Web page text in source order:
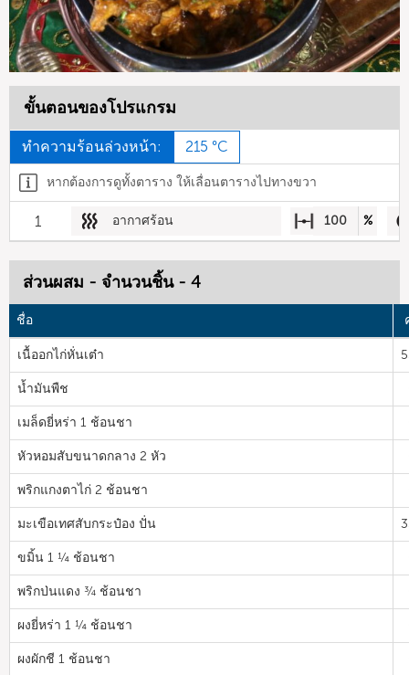
ขั้นตอนของโปรแกรม
ทำความร้อนล่วงหน้า: 215 °C
หากต้องการดูทั้งตาราง ให้เลื่อนตารางไปทางขวา
1 อากาศร้อน 100 %
ส่วนผสม - จำนวนชิ้น - 4
ชื่อ
เนื้ออกไก่หั่นเต๋า
น้ำมันพืช
เมล็ดยี่หร่า 1 ช้อนชา
หัวหอมสับขนาดกลาง 2 หัว
พริกแกงตาไก่ 2 ช้อนชา
มะเขือเทศสับกระป๋อง ปั่น
ขมิ้น 1 ¼ ช้อนชา
พริกป่นแดง ¾ ช้อนชา
ผงยี่หร่า 1 ¼ ช้อนชา
ผงผักชี 1 ช้อนชา